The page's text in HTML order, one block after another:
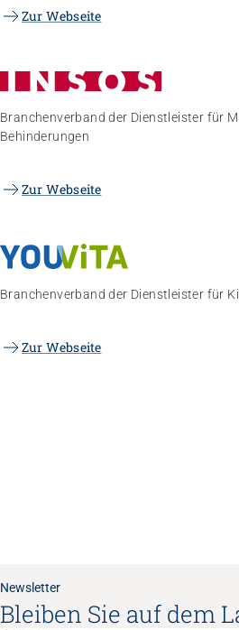
Zur Webseite
Branchenverband der Dienstleister für
Behinderungen
Zur Webseite
Branchenverband der Dienstleister für
Zur Webseite
Newsletter
Bleiben Sie auf dem